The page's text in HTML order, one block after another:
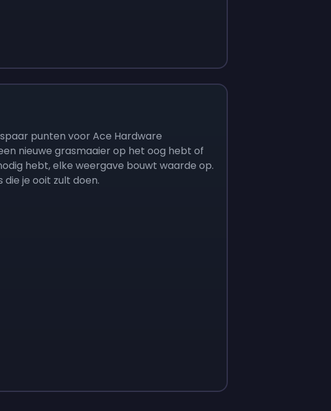
punten voor Ace Hardware
nieuwe grasmaaier op het oog hebt of
hebt, elke weergave bouwt waarde op.
die je ooit zult doen.